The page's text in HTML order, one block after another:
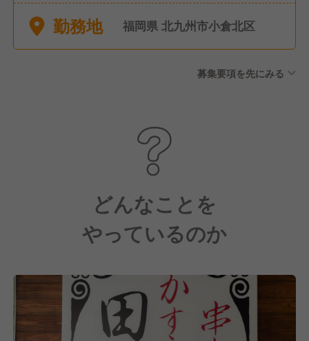
あり/女性の取得率・復帰率
100％！） ■有給休暇（取得
勤務地 福岡県 北九州市小倉北区
募集要項を先にみる
どんなことを
やっているのか